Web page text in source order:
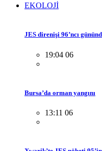
EKOLOJİ
JES direnişi 96’ncı
19:04 06
Bursa’da orman yangını
13:11 06